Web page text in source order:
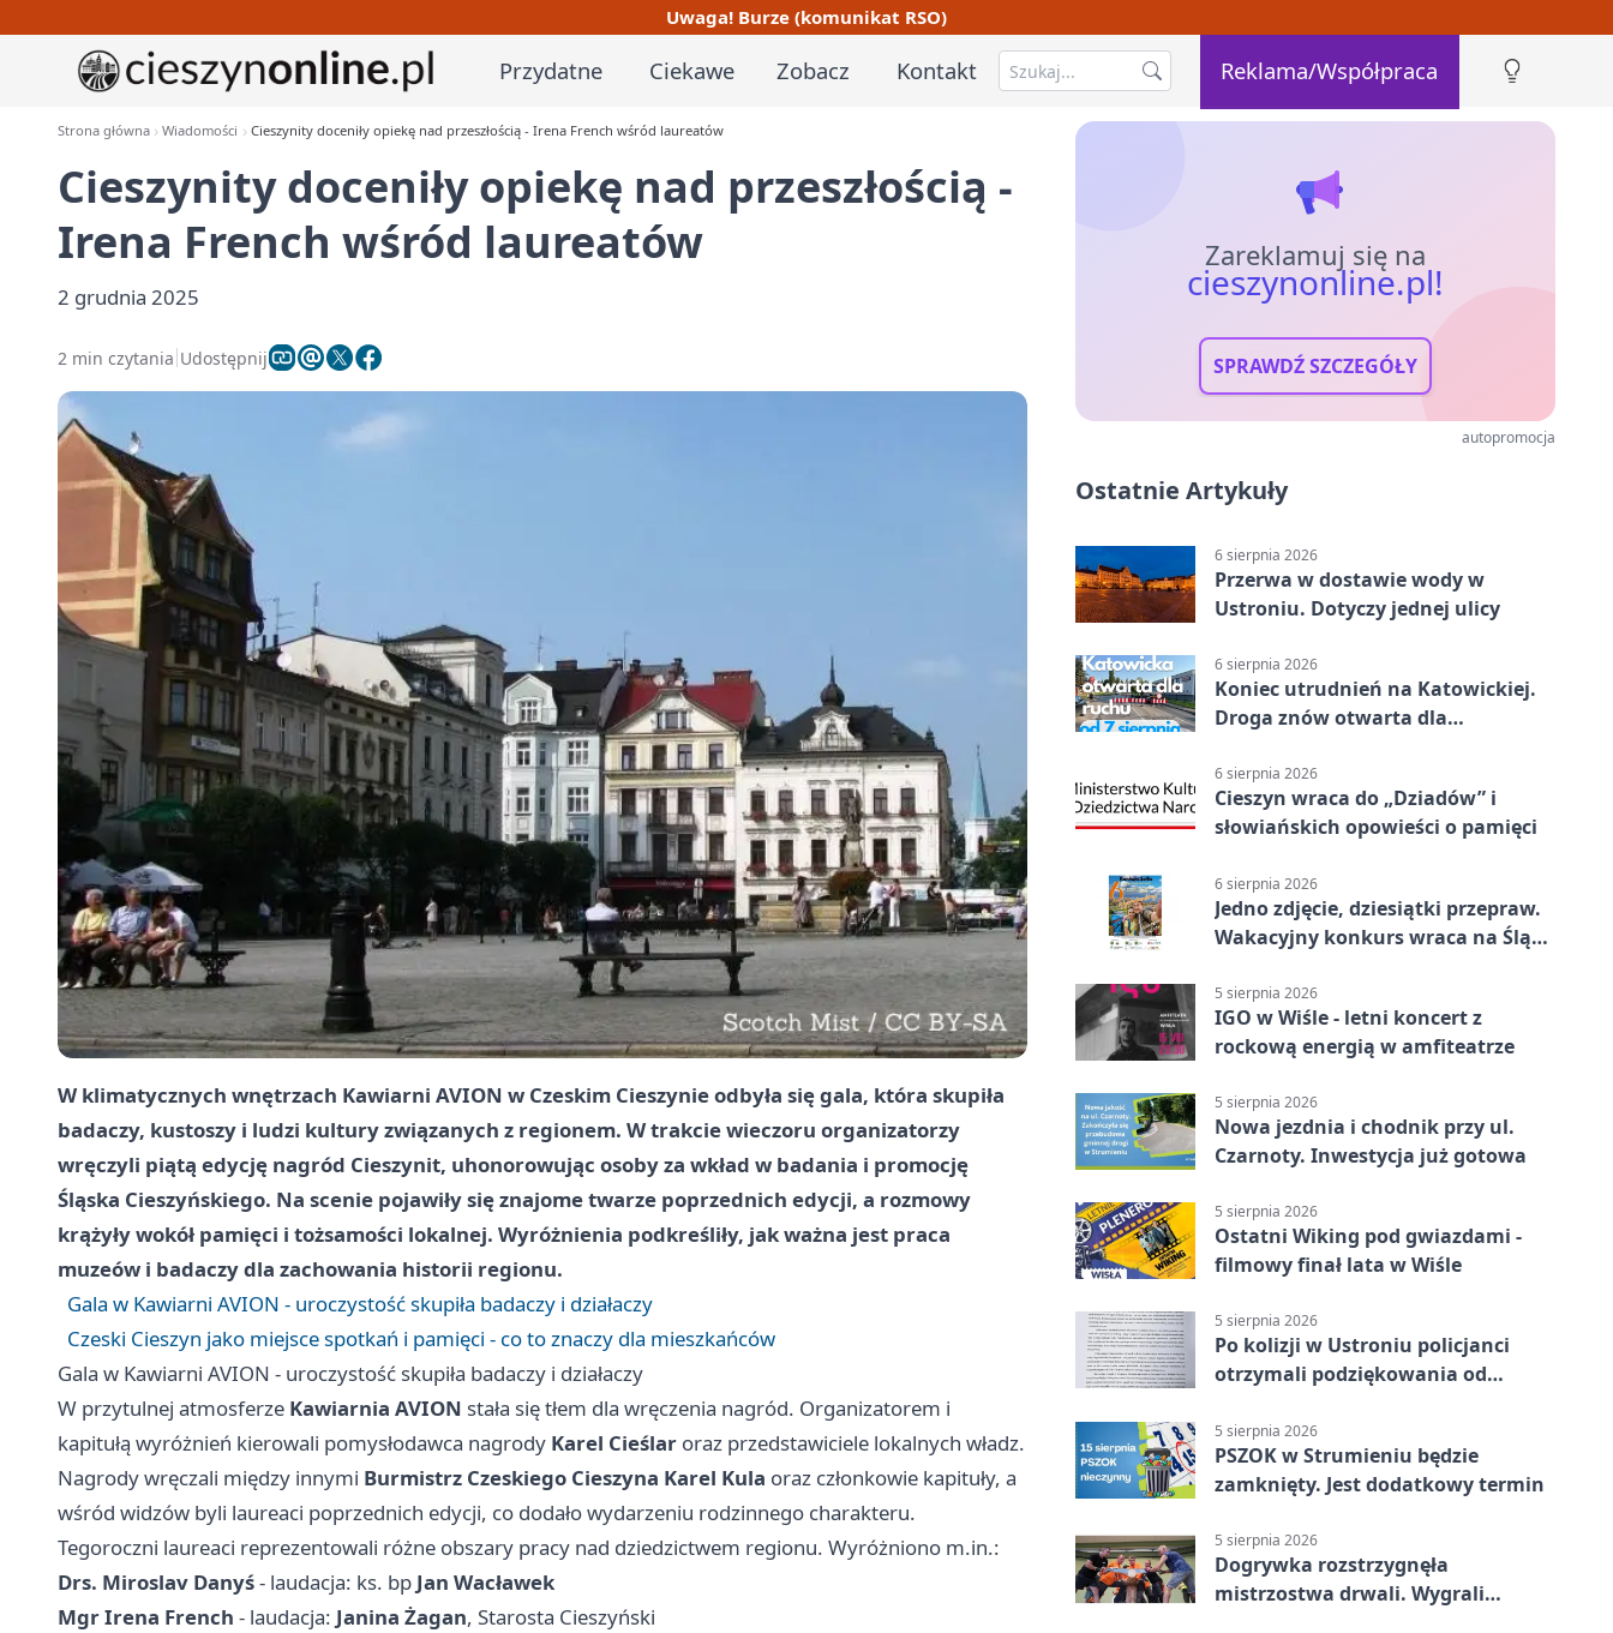
Uwaga! Burze (komunikat RSO)
Przydatne Ciekawe Zobacz Kontakt Reklama/Współpraca
Strona główna Wiadomości Cieszynity doceniły opiekę nad przeszłością - Irena French wśród laureatów
Cieszynity doceniły opiekę nad przeszłością -
Irena French wśród laureatów
2 grudnia 2025
2 min czytania Udostępnij
W klimatycznych wnętrzach Kawiarni AVION w Czeskim Cieszynie odbyła się gala, która skupiła
badaczy, kustoszy i ludzi kultury związanych z regionem. W trakcie wieczoru organizatorzy
wręczyli piątą edycję nagród Cieszynit, uhonorowując osoby za wkład w badania i promocję
Śląska Cieszyńskiego. Na scenie pojawiły się znajome twarze poprzednich edycji, a rozmowy
krążyły wokół pamięci i tożsamości lokalnej. Wyróżnienia podkreśliły, jak ważna jest praca
muzeów i badaczy dla zachowania historii regionu.
Gala w Kawiarni AVION - uroczystość skupiła badaczy i działaczy
Czeski Cieszyn jako miejsce spotkań i pamięci - co to znaczy dla mieszkańców
Gala w Kawiarni AVION - uroczystość skupiła badaczy i działaczy
W przytulnej atmosferze Kawiarnia AVION stała się tłem dla wręczenia nagród. Organizatorem i
kapitułą wyróżnień kierowali pomysłodawca nagrody Karel Cieślar oraz przedstawiciele lokalnych władz.
Nagrody wręczali między innymi Burmistrz Czeskiego Cieszyna Karel Kula oraz członkowie kapituły, a
wśród widzów byli laureaci poprzednich edycji, co dodało wydarzeniu rodzinnego charakteru.
Tegoroczni laureaci reprezentowali różne obszary pracy nad dziedzictwem regionu. Wyróżniono m.in.:
Drs. Miroslav Danyś- laudacja: ks. bp Jan Wacławek
Mgr Irena French - laudacja: Janina Żagan, Starosta Cieszyński
Zareklamuj się na
cieszynonline.pl!
SPRAWDŹ SZCZEGÓŁY
autopromocja
Ostatnie Artykuły
6 sierpnia 2026
Przerwa w dostawie wody w
Ustroniu. Dotyczy jednej ulicy
6 sierpnia 2026
Koniec utrudnień na Katowickiej.
Droga znów otwarta dla
6 sierpnia 2026
Cieszyn wraca do „Dziadów” i
słowiańskich opowieści o pamięci
6 sierpnia 2026
Jedno zdjęcie, dziesiątki przepraw.
Wakacyjny konkurs wraca na Śląsk
5 sierpnia 2026
IGO w Wiśle - letni koncert z
rockową energią w amfiteatrze
5 sierpnia 2026
Nowa jezdnia i chodnik przy ul.
Czarnoty. Inwestycja już gotowa
5 sierpnia 2026
Ostatni Wiking pod gwiazdami -
filmowy finał lata w Wiśle
5 sierpnia 2026
Po kolizji w Ustroniu policjanci
otrzymali podziękowania od
5 sierpnia 2026
PSZOK w Strumieniu będzie
zamknięty. Jest dodatkowy termin
5 sierpnia 2026
Dogrywka rozstrzygnęła
mistrzostwa drwali. Wygrali